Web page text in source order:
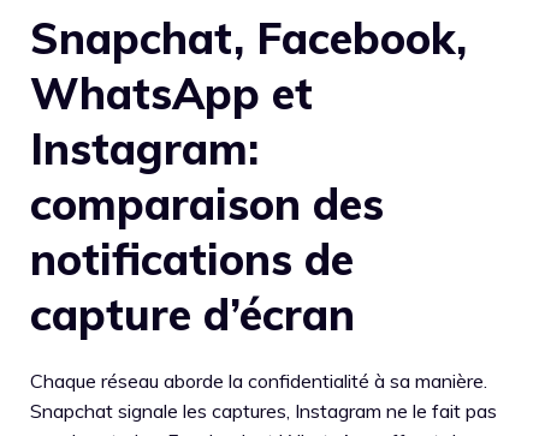
Snapchat, Facebook,
WhatsApp et
Instagram:
comparaison des
notifications de
capture d’écran
Chaque réseau aborde la confidentialité à sa manière.
Snapchat signale les captures, Instagram ne le fait pas